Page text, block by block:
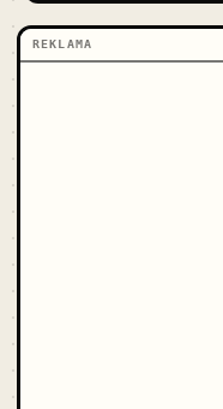
REKLAMA